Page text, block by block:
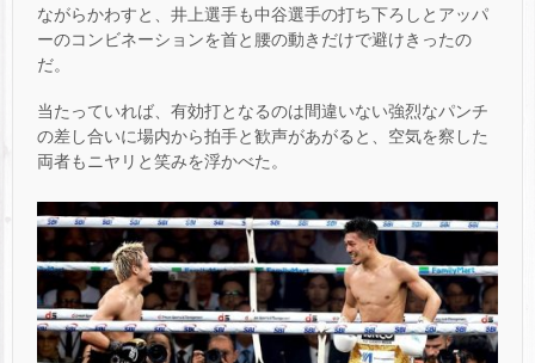
ながらかわすと、井上選手も中谷選手の打ち下ろしとアッパ
ーのコンビネーションを首と腰の動きだけで避けきったの
だ。
当たっていれば、有効打となるのは間違いない強烈なパンチ
の差し合いに場内から拍手と歓声があがると、空気を察した
両者もニヤリと笑みを浮かべた。